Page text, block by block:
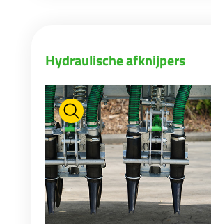
한국의
日本語
中文
Português
Hydraulische afknijpers